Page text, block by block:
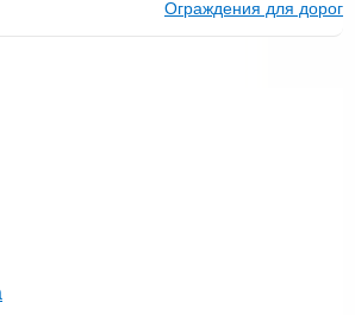
Ограждения для дорог